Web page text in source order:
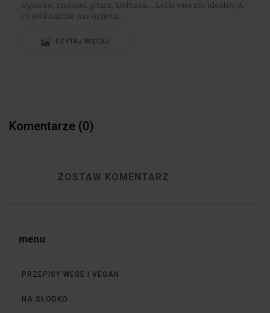
Ognisko, znajomi, gitara, kiełbasa… Letni wieczór idealny. A
co jeśli najdzie nas ochota...
CZYTAJ WIĘCEJ
Komentarze (0)
ZOSTAW KOMENTARZ
menu
PRZEPISY WEGE I VEGAN
NA SŁODKO